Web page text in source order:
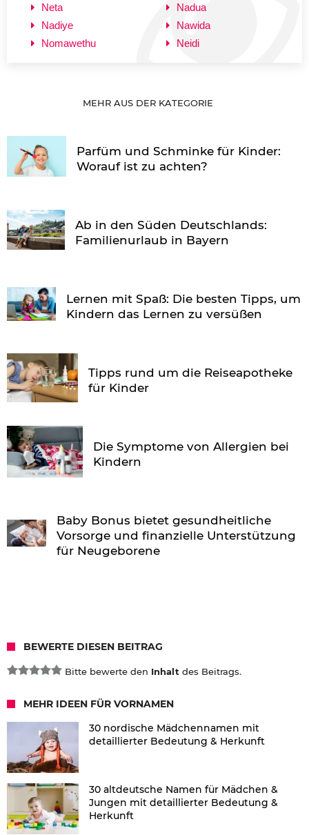
Neta
Nadiye
Nomawethu
Nadua
Nawida
Neidi
MEHR AUS DER KATEGORIE
Parfüm und Schminke für Kinder:
Worauf ist zu achten?
Ab in den Süden Deutschlands:
Familienurlaub in Bayern
Lernen mit Spaß: Die besten Tipps, um
Kindern das Lernen zu versüßen
Tipps rund um die Reiseapotheke
für Kinder
Die Symptome von Allergien bei
Kindern
Baby Bonus bietet gesundheitliche
Vorsorge und finanzielle Unterstützung
für Neugeborene
BEWERTE DIESEN BEITRAG
Bitte bewerte den Inhalt des Beitrags.
MEHR IDEEN FÜR VORNAMEN
30 nordische Mädchennamen mit
detaillierter Bedeutung & Herkunft
30 altdeutsche Namen für Mädchen &
Jungen mit detaillierter Bedeutung &
Herkunft